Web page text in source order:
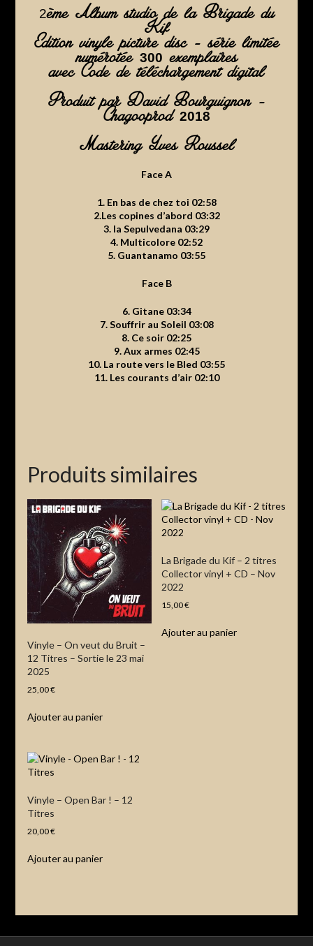
2ème Album studio de la Brigade du
Kif
Edition vinyle picture disc – série limitée
numérotée 300 exemplaires
avec Code de téléchargement digital
Produit par David Bourguignon –
Chagooprod 2018
Mastering Yves Roussel
Face A
1. En bas de chez toi 02:58
2.Les copines d’abord 03:32
3. la Sepulvedana 03:29
4. Multicolore 02:52
5. Guantanamo 03:55
Face B
6. Gitane 03:34
7. Souffrir au Soleil 03:08
8. Ce soir 02:25
9. Aux armes 02:45
10. La route vers le Bled 03:55
11. Les courants d’air 02:10
Produits similaires
Vinyle – On veut du Bruit –
12 Titres – Sortie le 23 mai
2025
25,00€
Ajouter au panier
La Brigade du Kif – 2 titres
Collector vinyl + CD – Nov
2022
15,00€
Ajouter au panier
Vinyle – Open Bar ! – 12
Titres
20,00€
Ajouter au panier